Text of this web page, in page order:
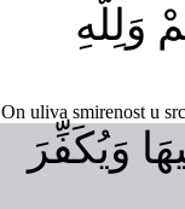
وَلِلَّهِ
On uliva smirenost u
وَيُكَفِّرَ